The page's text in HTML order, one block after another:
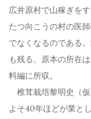
広井原村で山稼ぎを
たつ向こうの村の医
でなくなるのである
も残る。原本の所在
料編に所収。
椎茸栽培黎明史（
よそ40年ほどが業と